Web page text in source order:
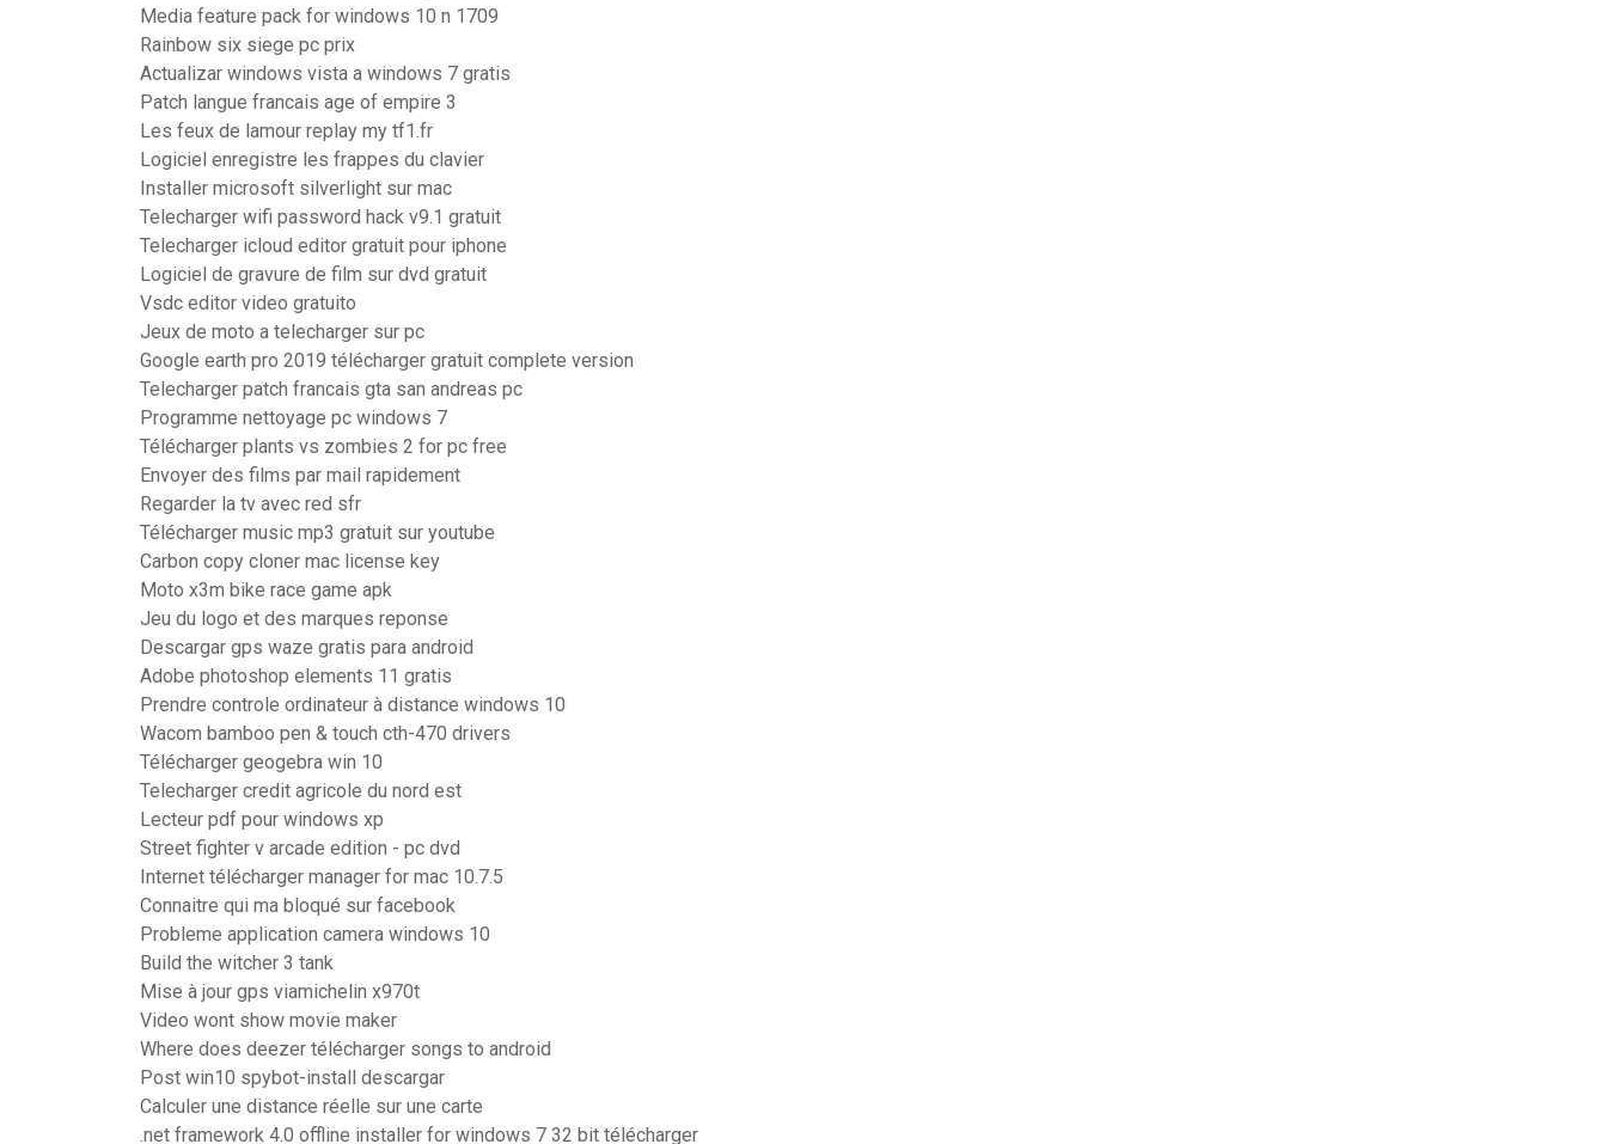
Media feature pack for windows 10 n 1709
Rainbow six siege pc prix
Actualizar windows vista a windows 7 gratis
Patch langue francais age of empire 3
Les feux de lamour replay my tf1.fr
Logiciel enregistre les frappes du clavier
Installer microsoft silverlight sur mac
Telecharger wifi password hack v9.1 gratuit
Telecharger icloud editor gratuit pour iphone
Logiciel de gravure de film sur dvd gratuit
Vsdc editor video gratuito
Jeux de moto a telecharger sur pc
Google earth pro 2019 télécharger gratuit complete version
Telecharger patch francais gta san andreas pc
Programme nettoyage pc windows 7
Télécharger plants vs zombies 2 for pc free
Envoyer des films par mail rapidement
Regarder la tv avec red sfr
Télécharger music mp3 gratuit sur youtube
Carbon copy cloner mac license key
Moto x3m bike race game apk
Jeu du logo et des marques reponse
Descargar gps waze gratis para android
Adobe photoshop elements 11 gratis
Prendre controle ordinateur à distance windows 10
Wacom bamboo pen & touch cth-470 drivers
Télécharger geogebra win 10
Telecharger credit agricole du nord est
Lecteur pdf pour windows xp
Street fighter v arcade edition - pc dvd
Internet télécharger manager for mac 10.7.5
Connaitre qui ma bloqué sur facebook
Probleme application camera windows 10
Build the witcher 3 tank
Mise à jour gps viamichelin x970t
Video wont show movie maker
Where does deezer télécharger songs to android
Post win10 spybot-install descargar
Calculer une distance réelle sur une carte
.net framework 4.0 offline installer for windows 7 32 bit télécharger